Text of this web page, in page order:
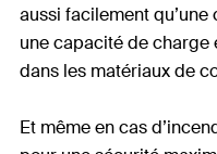
aussi facilement
une capacité de charge
dans les matériaux de
Et même en cas